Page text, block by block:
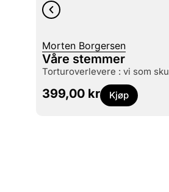
Morten Borgersen
Våre stemmer
torturoverlevere : vi som
399,00 kr Kjøp